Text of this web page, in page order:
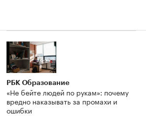
РБК Образование
«Не бейте людей по рукам»: почему
вредно наказывать за промахи и
ошибки